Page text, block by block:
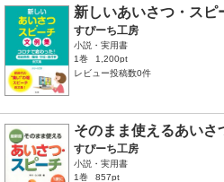
新しいあいさつ・スピ
すぴーち工房
小説・実用書
1巻
1,200pt
レビュー投稿数0件
そのまま使えるあいさ
すぴーち工房
小説・実用書
1巻
857pt